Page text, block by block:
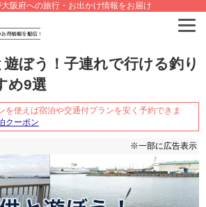
阪府への旅行・お出かけ情報をお届け
遊ぼう！子連れで行ける釣り
め9選
を使えば宿泊や交通付プランを安く予約できま
クーポン
※一部に広告表示